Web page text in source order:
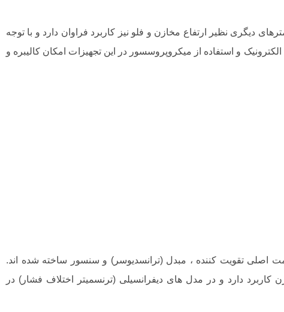
دیگری نظیر ارتفاع مخازن و فلو نیز کاربرد فراوان دارد و با توجه
و استفاده از میکروپروسسور در این تجهیزات امکان کالیبره و
تقویت کننده ، مبدل (ترانسدیوسر) و سنسور ساخته شده اند.
دارد و در مدل های دیفرانسیلی (ترنسمیتر اختلاف فشار) در